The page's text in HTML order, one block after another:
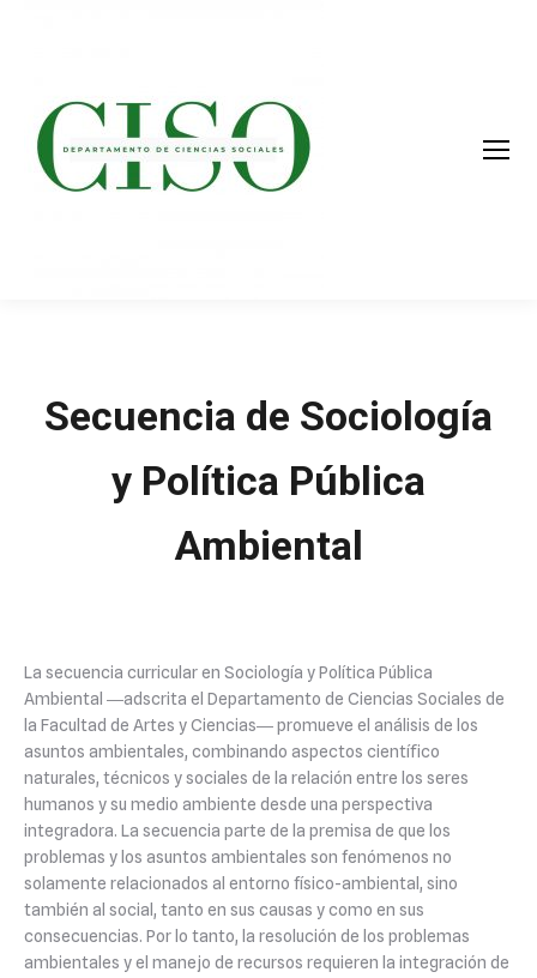
Secuencia de Sociología
y Política Pública
Ambiental
La secuencia curricular en Sociología y Política Pública
Ambiental ―adscrita el Departamento de Ciencias Sociales de
la Facultad de Artes y Ciencias― promueve el análisis de los
asuntos ambientales, combinando aspectos científico
naturales, técnicos y sociales de la relación entre los seres
humanos y su medio ambiente desde una perspectiva
integradora. La secuencia parte de la premisa de que los
problemas y los asuntos ambientales son fenómenos no
solamente relacionados al entorno físico-ambiental, sino
también al social, tanto en sus causas y como en sus
consecuencias. Por lo tanto, la resolución de los problemas
ambientales y el manejo de recursos requieren la integración de